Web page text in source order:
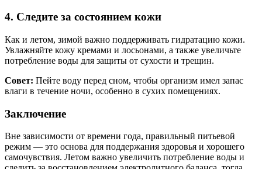
4. Следите за состоянием кожи
Как и летом, зимой важно поддерживать гидратацию кожи.
Увлажняйте кожу кремами и лосьонами, а также увеличьте
потребление воды для защиты от сухости и трещин.
Совет: Пейте воду перед сном, чтобы организм имел запас
влаги в течение ночи, особенно в сухих помещениях.
Заключение
Вне зависимости от времени года, правильный питьевой
режим — это основа для поддержания здоровья и хорошего
самочувствия. Летом важно увеличить потребление воды и